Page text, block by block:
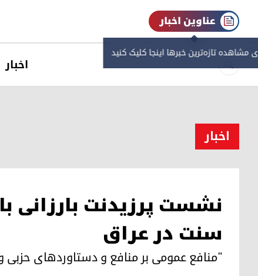
عناوین اخبار
مشاهده‌ تازه‌ترین خبرها اینجا کلیک کنید
اخبار
اخبار
نشست پرزیدنت
سنت در عراق
"منافع عمومی بر منافع و دستاوردهای